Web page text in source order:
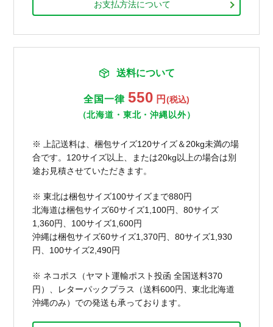
お支払方法について
送料について
全国一律 550 円 (税込)
（北海道・東北・沖縄以外）
※ 上記送料は、梱包サイズ120サイズ＆20kg未満の場
合です。120サイズ以上、または20kg以上の場合は別
途お見積させていただきます。
※ 東北は梱包サイズ100サイズまで880円
北海道は梱包サイズ60サイズ1,100円、80サイズ
1,360円、100サイズ1,600円
沖縄は梱包サイズ60サイズ1,370円、80サイズ1,930
円、100サイズ2,490円
※ ネコポス（ヤマト運輸ポスト投函 全国送料370
円）、レターパックプラス（送料600円、東北北海道
沖縄のみ）での発送も承っております。